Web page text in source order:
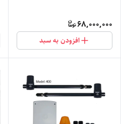
68,000,000
افزودن به سبد